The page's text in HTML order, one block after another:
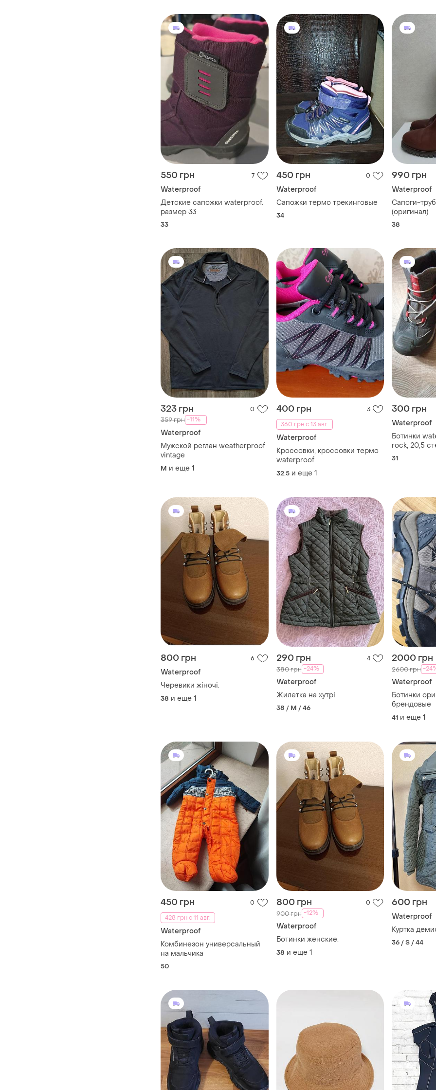
550 грн 7
Waterproof
Детские сапожки waterproof.
размер 33
33
450 грн 0
Waterproof
Сапожки термо трекинговые
34
990 грн
Waterproof
Сапоги-
(оригинал)
38
323 грн 0
359 грн -11%
Waterproof
Мужской реглан weatherproof
vintage
M и еще 1
400 грн
3
360 грн с 13 авг.
Waterproof
Кроссовки, кроссовки термо
waterproof
32.5 и еще 1
300 грн
Waterproof
Ботинки
rock, 20,5
31
800 грн 6
Waterproof
Черевики жіночі.
38 и еще 1
290 грн 4
380 грн -24%
Waterproof
Жилетка на хутрі
38 / M / 46
2000 грн
2600 грн -
Waterproof
Ботинки
брендовые
41 и еще 1
450 грн
0
428 грн с 11 авг.
Waterproof
Комбинезон универсальный
на мальчика
50
800 грн 0
900 грн -12%
Waterproof
Ботинки женские.
38 и еще 1
600 грн
Waterproof
Куртка
36 / S / 44